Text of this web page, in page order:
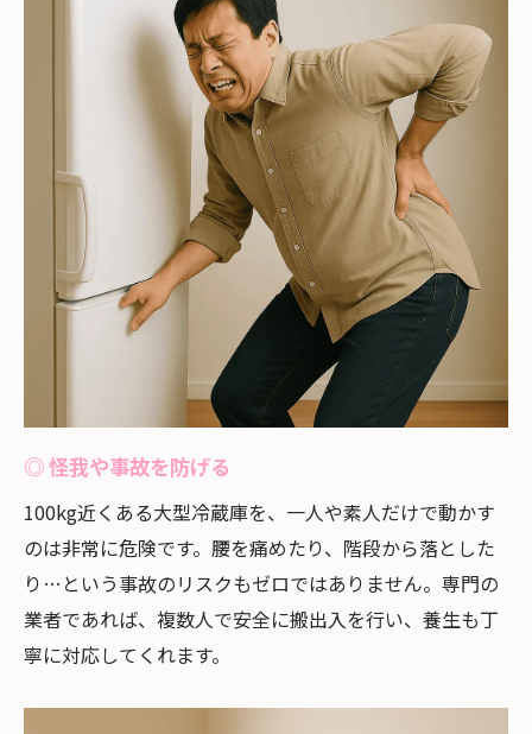
◎ 怪我や事故を防げる
100kg近くある大型冷蔵庫を、一人や素人だけで動かす
のは非常に危険です。腰を痛めたり、階段から落とした
り…という事故のリスクもゼロではありません。専門の
業者であれば、複数人で安全に搬出入を行い、養生も丁
寧に対応してくれます。